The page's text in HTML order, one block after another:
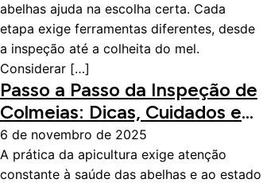
abelhas ajuda na escolha certa. Cada
etapa exige ferramentas diferentes, desde
a inspeção até a colheita do mel.
Considerar […]
Passo a Passo da Inspeção de
Colmeias: Dicas, Cuidados e
Equipamentos Indispensáveis
6 de novembro de 2025
A prática da apicultura exige atenção
constante à saúde das abelhas e ao estado